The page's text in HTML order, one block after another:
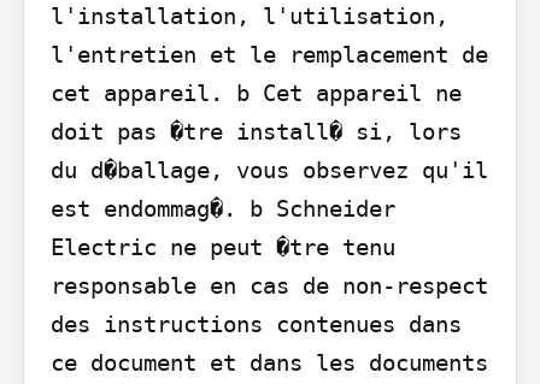
l'installation, l'utilisation,
l'entretien et le remplacement de
cet appareil. b Cet appareil ne
doit pas �tre install� si, lors
du d�ballage, vous observez qu'il
est endommag�. b Schneider
Electric ne peut �tre tenu
responsable en cas de non-respect
des instructions contenues dans
ce document et dans les documents